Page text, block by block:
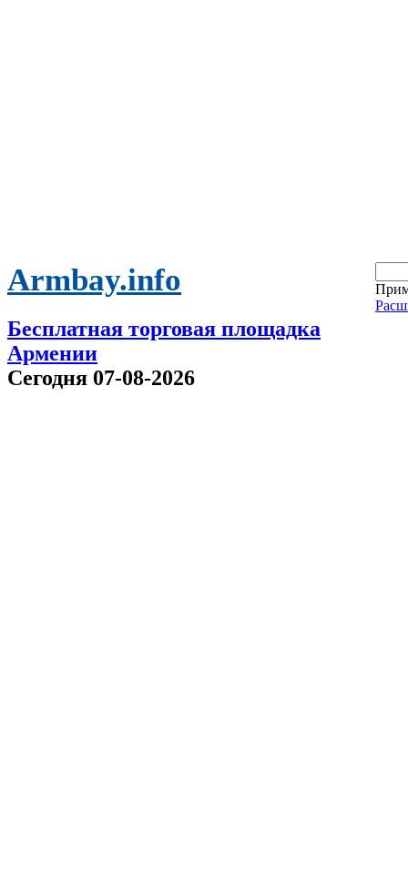
Armbay.info
Бесплатная торговая площадка
Армении
Сегодня 07-08-2026